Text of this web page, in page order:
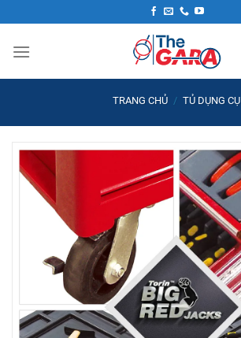
to
content
TRANG CHỦ / TỦ DỤNG CỤ